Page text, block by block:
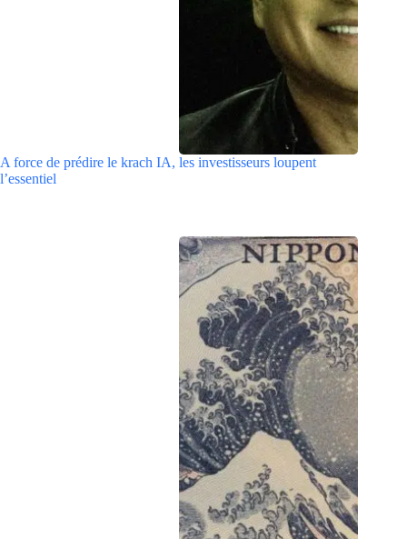
A force de prédire le krach IA, les investisseurs loupent
l’essentiel